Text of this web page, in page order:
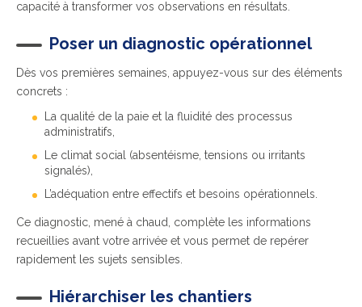
capacité à transformer vos observations en résultats.
Poser un diagnostic opérationnel
Dès vos premières semaines, appuyez-vous sur des éléments
concrets :
La qualité de la paie et la fluidité des processus
administratifs,
Le climat social (absentéisme, tensions ou irritants
signalés),
L’adéquation entre effectifs et besoins opérationnels.
Ce diagnostic, mené à chaud, complète les informations
recueillies avant votre arrivée et vous permet de repérer
rapidement les sujets sensibles.
Hiérarchiser les chantiers